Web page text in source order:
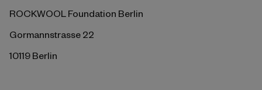
ROCKWOOL Foundation Berlin
Gormannstrasse 22
10119 Berlin